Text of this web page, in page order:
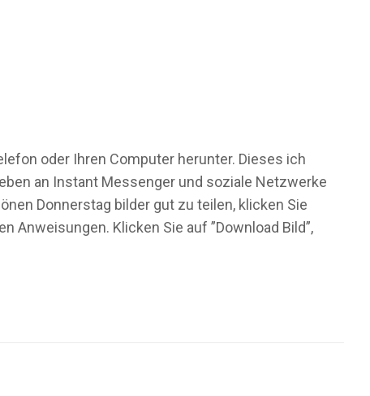
oder Ihren Computer herunter. Dieses ich
an Instant Messenger und soziale Netzwerke
Donnerstag bilder gut zu teilen, klicken Sie
Klicken Sie auf ”Download Bild”,